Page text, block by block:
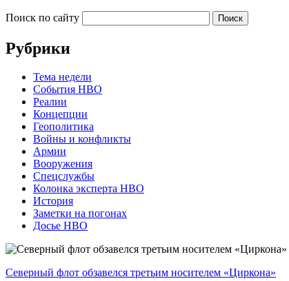
Поиск по сайту
Рубрики
Тема недели
События НВО
Реалии
Концепции
Геополитика
Войны и конфликты
Армии
Вооружения
Спецслужбы
Колонка эксперта НВО
История
Заметки на погонах
Досье НВО
Северный флот обзавелся третьим носителем «Циркона»